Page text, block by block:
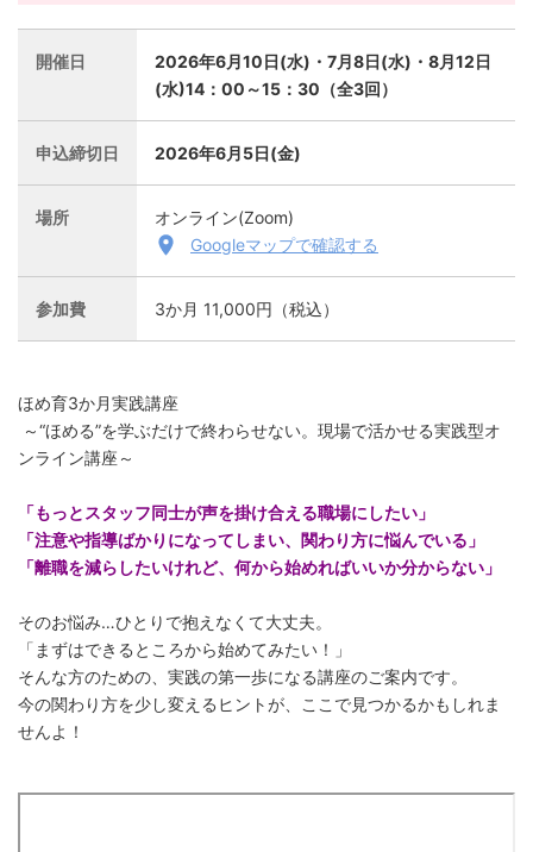
開催日
2026年6月10日(水)・7月8日(水)・8月12日
(水)14：00～15：30（全3回）
申込締切日 2026年6月5日(金)
場所
オンライン(Zoom)
Googleマップで確認する
参加費 3か月 11,000円（税込）
ほめ育3か月実践講座
～“ほめる”を学ぶだけで終わらせない。現場で活かせる実践型オ
ンライン講座～
「もっとスタッフ同士が声を掛け合える職場にしたい」
「注意や指導ばかりになってしまい、関わり方に悩んでいる」
「離職を減らしたいけれど、何から始めればいいか分からない」
そのお悩み…ひとりで抱えなくて大丈夫。
「まずはできるところから始めてみたい！」
そんな方のための、実践の第一歩になる講座のご案内です。
今の関わり方を少し変えるヒントが、ここで見つかるかもしれま
せんよ！